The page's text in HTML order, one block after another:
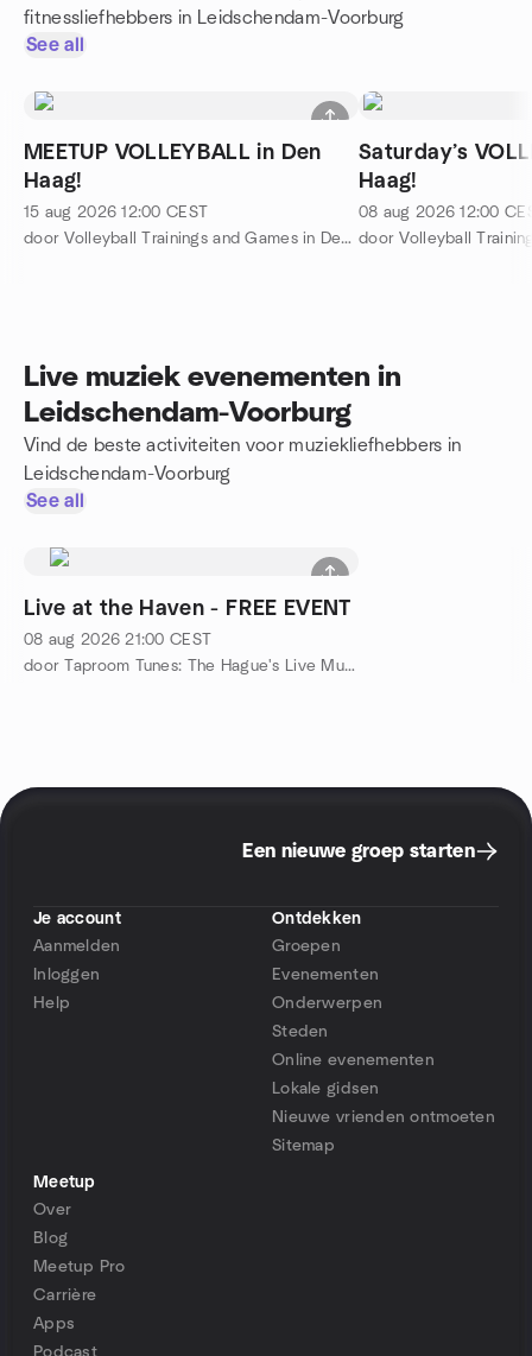
fitnessliefhebbers in Leidschendam-Voorburg
See all
MEETUP VOLLEYBALL in Den
Haag!
15 aug 2026 12:00 CEST
door Volleyball Trainings and Games in Den Haag ( Intermediate/Ad
Saturday’s
Haag!
08 aug 2026 12:00
Live muziek evenementen in
Leidschendam-Voorburg
Vind de beste activiteiten voor muziekliefhebbers in
Leidschendam-Voorburg
See all
Live at the Haven - FREE EVENT
08 aug 2026 21:00 CEST
door Taproom Tunes: The Hague's Live Music & Craft Beer Scene
Een nieuwe groep starten
Je account
Aanmelden
Inloggen
Help
Ontdekken
Groepen
Evenementen
Onderwerpen
Steden
Online evenementen
Lokale gidsen
Nieuwe vrienden ontmoeten
Sitemap
Meetup
Over
Blog
Meetup Pro
Carrière
Apps
Podcast